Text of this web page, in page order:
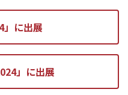
」に出展
」に出展